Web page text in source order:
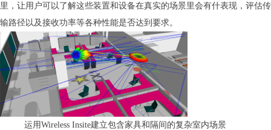
里，让用户可以了解这些装置和设备在真实的场景里会有什表现，评估传
输路径以及接收功率等各种性能是否达到要求。
运用Wireless Insite建立包含家具和隔间的复杂室内场景